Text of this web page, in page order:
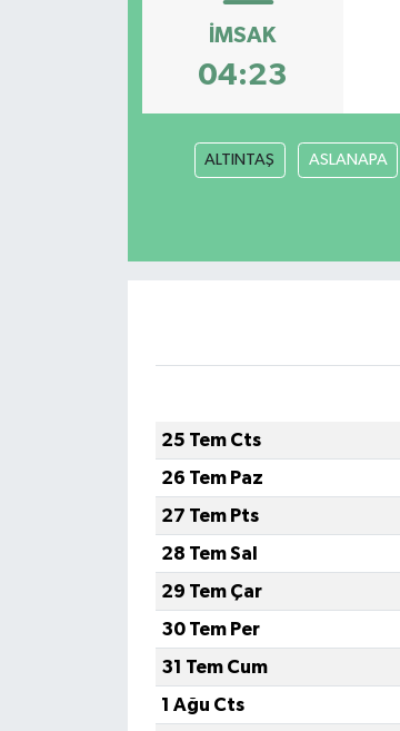
İMSAK
04:23
ALTINTAŞ ASLANAPA
25 Tem Cts
26 Tem Paz
27 Tem Pts
28 Tem Sal
29 Tem Çar
30 Tem Per
31 Tem Cum
1 Ağu Cts
GİZLİLİK SÖZLEŞMESİ